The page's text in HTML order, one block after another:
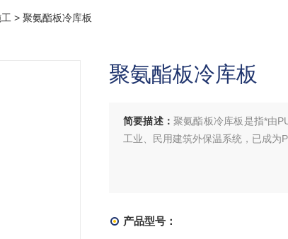
> 聚氨酯板冷库板
聚氨酯板冷库板
简要描述：聚氨酯板冷库板是指*由
工业、民用建筑外保温系统，已成为
产品型号：